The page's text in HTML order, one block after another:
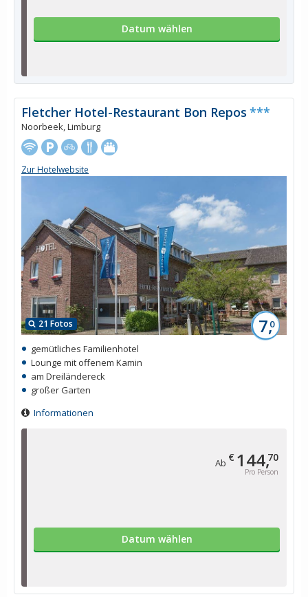
Datum wählen
Ab € 144,70
Pro Person
Datum wählen
21 Fotos 7,0
Fletcher Hotel-Restaurant Bon Repos ***
Noorbeek, Limburg
Zur Hotelwebsite
gemütliches Familienhotel
Lounge mit offenem Kamin
am Dreiländereck
großer Garten
Informationen